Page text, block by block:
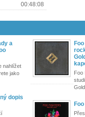
00:48:08
a
nahlížet
jako
Foo
dopis